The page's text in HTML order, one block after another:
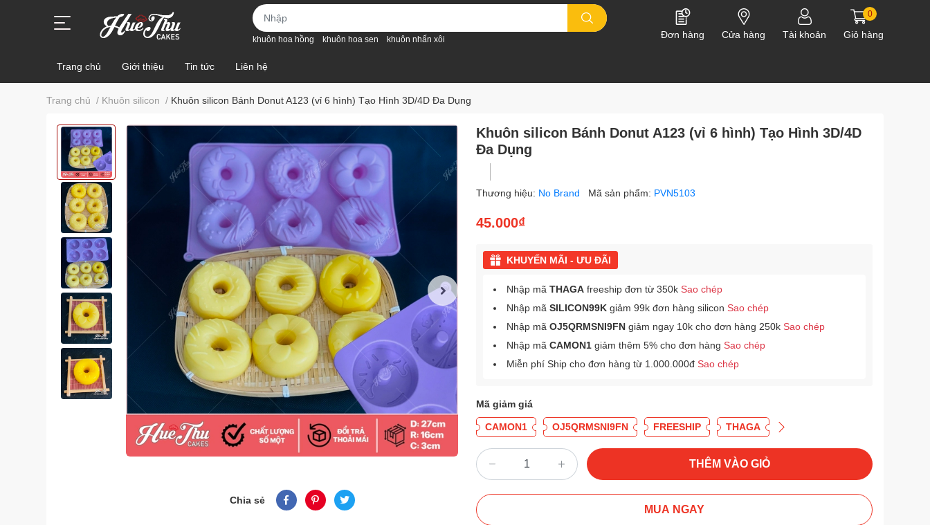
khuôn hoa hồng khuôn hoa sen khuôn nhấn xôi Đơn hàng Cửa hàng Tài khoản
0
Giỏ hàng
Trang chủ Giới thiệu Tin tức Liên hệ
Trang chủ / Khuôn silicon / Khuôn silicon Bánh Donut A123 (vỉ 6 hình) Tạo Hình 3D/4D Đa Dụng
Chia sẻ
Khuôn silicon Bánh Donut A123 (vỉ 6 hình) Tạo Hình 3D/4D
Đa Dụng
Thương hiệu: No Brand Mã sản phẩm: PVN5103
45.000₫
KHUYẾN MÃI - ƯU ĐÃI
Nhập mã THAGA freeship đơn từ 350k Sao chép
Nhập mã SILICON99K giảm 99k đơn hàng silicon Sao chép
Nhập mã OJ5QRMSNI9FN giảm ngay 10k cho đơn hàng 250k Sao chép
Nhập mã CAMON1 giảm thêm 5% cho đơn hàng Sao chép
Miễn phí Ship cho đơn hàng từ 1.000.000đ Sao chép
Mã giảm giá
CAMON1 OJ5QRMSNI9FN FREESHIP THAGA
THÊM VÀO GIỎ
MUA NGAY